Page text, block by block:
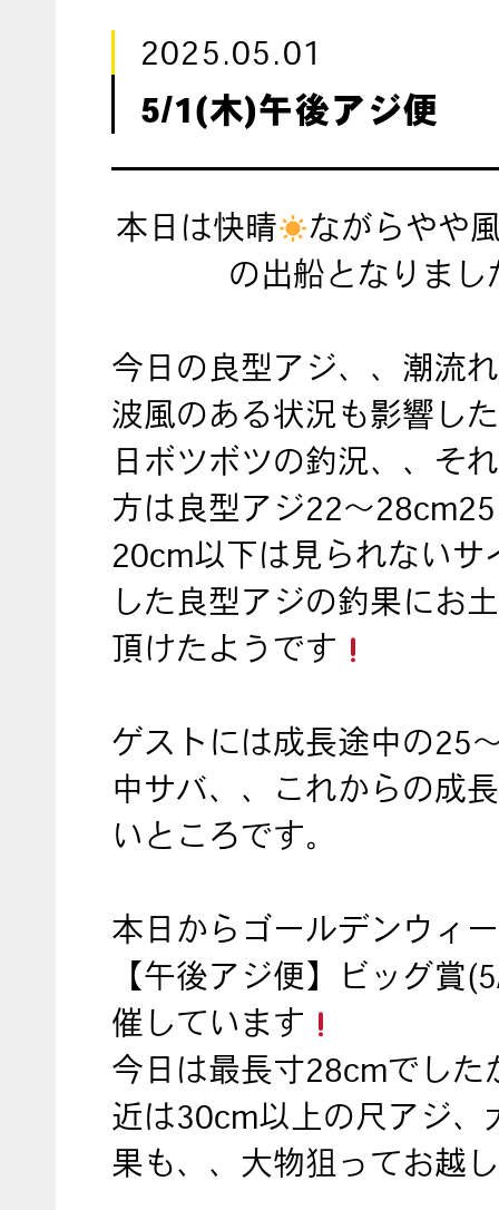
2025.05.01
5/1(木)午後アジ便
本日は快晴
ながらやや
の出船となりまし
今日の良型アジ、、潮流
波風のある状況も影響し
日ボツボツの釣況、、そ
方は良型アジ22～
20cm以下は見られないサ
した良型アジの釣果にお
頂けたようです
ゲストには成長途中の25
中サバ、、これからの成
いところです。
本日からゴールデンウィ
【午後アジ便】ビッグ賞
催しています
今日は最長寸28cmでした
近は30cm以上の尺アジ、
果も、、大物狙ってお越